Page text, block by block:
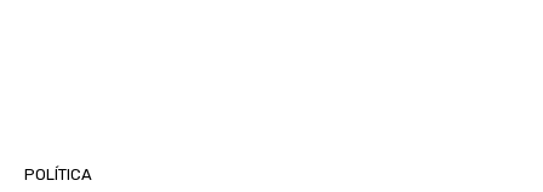
POLÍTICA